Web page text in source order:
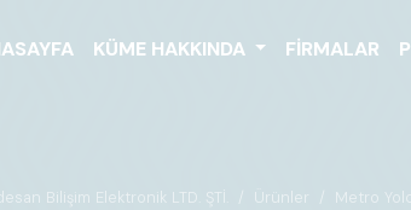
KÜME HAKKINDA FIRMALAR
Bilişim Elektronik LTD. ŞTİ. Ürünler Metro